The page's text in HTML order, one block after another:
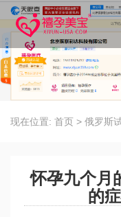
现在位置: 首页 > 俄罗斯
怀孕九个月
的